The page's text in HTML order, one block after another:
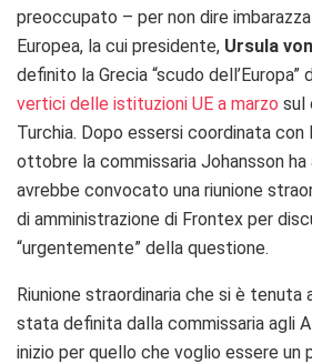
preoccupato – per non dire
Europea, la cui presidente, Ursula
definito la Grecia “scudo dell’Europa”
vertici delle istituzioni UE a marzo sul
Turchia. Dopo essersi coordinata con
ottobre la commissaria Johansson ha
avrebbe convocato una riunione
di amministrazione di Frontex per
“urgentemente” della questione.
Riunione straordinaria che si è tenuta
stata definita dalla commissaria agli
inizio per quello che voglio essere un